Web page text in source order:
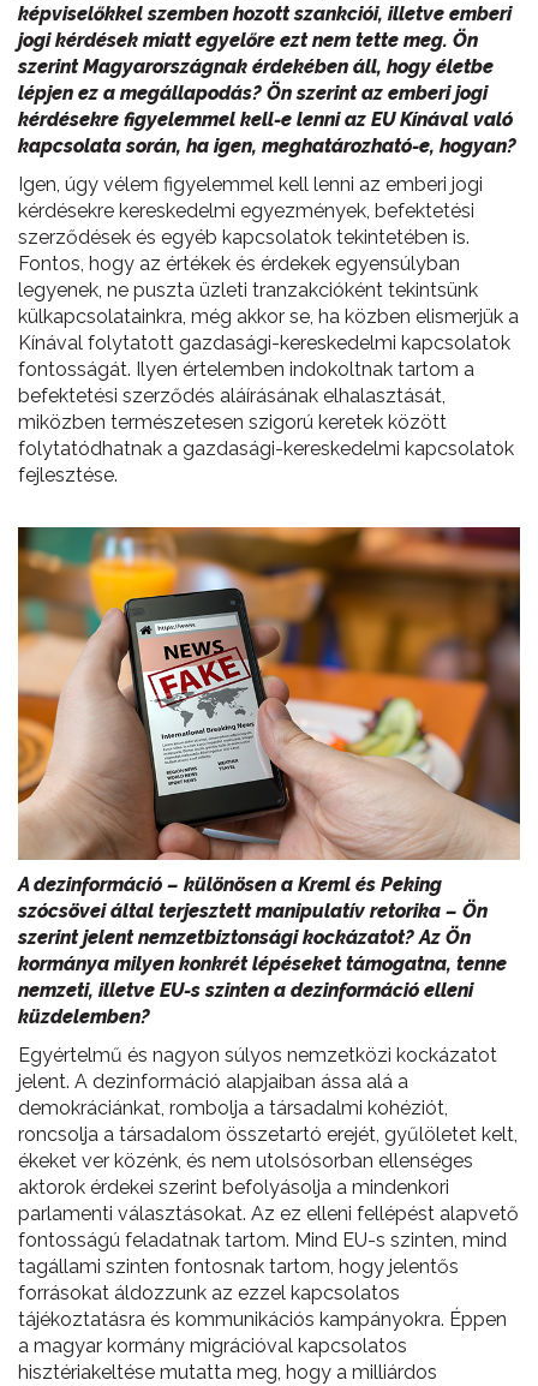
képviselőkkel szemben hozott szankciói, illetve emberi
jogi kérdések miatt egyelőre ezt nem tette meg. Ön
szerint Magyarországnak érdekében áll, hogy életbe
lépjen ez a megállapodás? Ön szerint az emberi jogi
kérdésekre figyelemmel kell-e lenni az EU Kínával való
kapcsolata során, ha igen, meghatározható-e, hogyan?
Igen, úgy vélem figyelemmel kell lenni az emberi jogi
kérdésekre kereskedelmi egyezmények, befektetési
szerződések és egyéb kapcsolatok tekintetében is.
Fontos, hogy az értékek és érdekek egyensúlyban
legyenek, ne puszta üzleti tranzakcióként tekintsünk
külkapcsolatainkra, még akkor se, ha közben elismerjük a
Kínával folytatott gazdasági-kereskedelmi kapcsolatok
fontosságát. Ilyen értelemben indokoltnak tartom a
befektetési szerződés aláírásának elhalasztását,
miközben természetesen szigorú keretek között
folytatódhatnak a gazdasági-kereskedelmi kapcsolatok
fejlesztése.
A dezinformáció – különösen a Kreml és Peking
szócsövei által terjesztett manipulatív retorika – Ön
szerint jelent nemzetbiztonsági kockázatot? Az Ön
kormánya milyen konkrét lépéseket támogatna, tenne
nemzeti, illetve EU-s szinten a dezinformáció elleni
küzdelemben?
Egyértelmű és nagyon súlyos nemzetközi kockázatot
jelent. A dezinformáció alapjaiban ássa alá a
demokráciánkat, rombolja a társadalmi kohéziót,
roncsolja a társadalom összetartó erejét, gyűlöletet kelt,
ékeket ver közénk, és nem utolsósorban ellenséges
aktorok érdekei szerint befolyásolja a mindenkori
parlamenti választásokat. Az ez elleni fellépést alapvető
fontosságú feladatnak tartom. Mind EU-s szinten, mind
tagállami szinten fontosnak tartom, hogy jelentős
forrásokat áldozzunk az ezzel kapcsolatos
tájékoztatásra és kommunikációs kampányokra. Éppen
a magyar kormány migrációval kapcsolatos
hisztériakeltése mutatta meg, hogy a milliárdos